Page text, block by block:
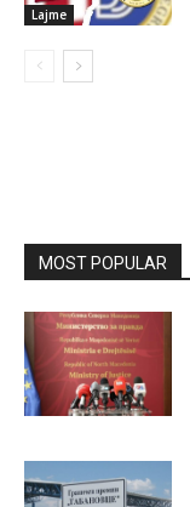
Lajme
MOST POPULAR